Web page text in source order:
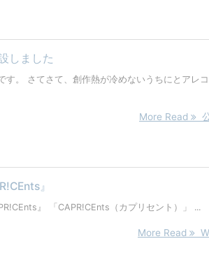
しました
す。 さてさて、創作熱が冷めないうちにとアレ
More Read
』
』 「CAPR!CEnts（カプリセント）」 ...
More Read